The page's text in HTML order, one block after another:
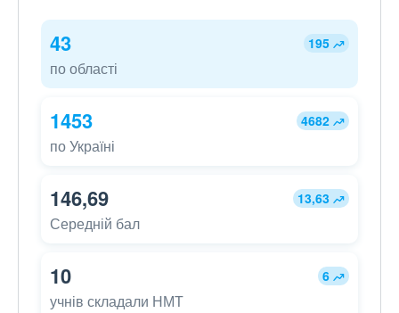
43 195
по області
1453 4682
по Україні
146,69 13,63
Середній бал
10 6
учнів складали НМТ